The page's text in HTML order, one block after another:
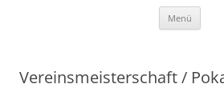
Menü
Vereinsmeisterschaft /